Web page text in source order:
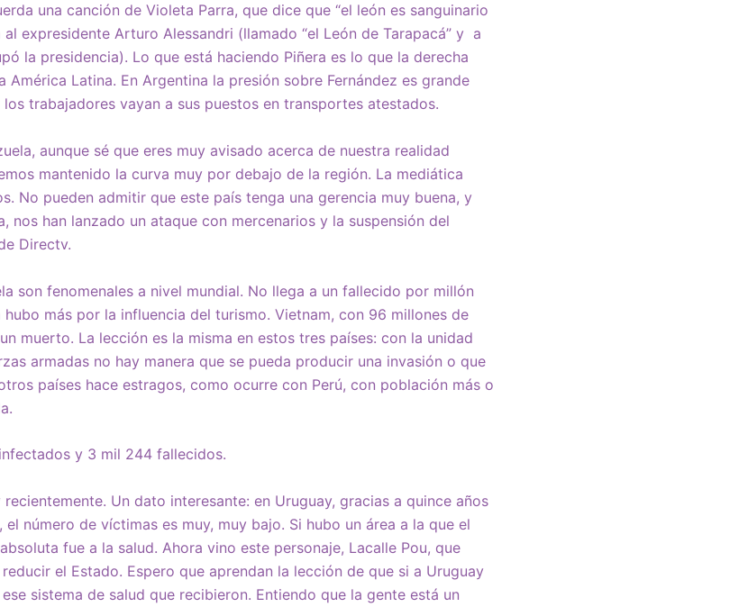
una canción de Violeta Parra, que dice que “el león es sanguinario
al expresidente Arturo Alessandri (llamado “el León de Tarapacá” y a
la presidencia). Lo que está haciendo Piñera es lo que la derecha
América Latina. En Argentina la presión sobre Fernández es grande
trabajadores vayan a sus puestos en transportes atestados.
aunque sé que eres muy avisado acerca de nuestra realidad
mantenido la curva muy por debajo de la región. La mediática
No pueden admitir que este país tenga una gerencia muy buena, y
nos han lanzado un ataque con mercenarios y la suspensión del
Directv.
son fenomenales a nivel mundial. No llega a un fallecido por millón
más por la influencia del turismo. Vietnam, con 96 millones de
muerto. La lección es la misma en estos tres países: con la unidad
armadas no hay manera que se pueda producir una invasión o que
países hace estragos, como ocurre con Perú, con población más o
y 3 mil 244 fallecidos.
Un dato interesante: en Uruguay, gracias a quince años
número de víctimas es muy, muy bajo. Si hubo un área a la que el
fue a la salud. Ahora vino este personaje, Lacalle Pou, que
el Estado. Espero que aprendan la lección de que si a Uruguay
sistema de salud que recibieron. Entiendo que la gente está un